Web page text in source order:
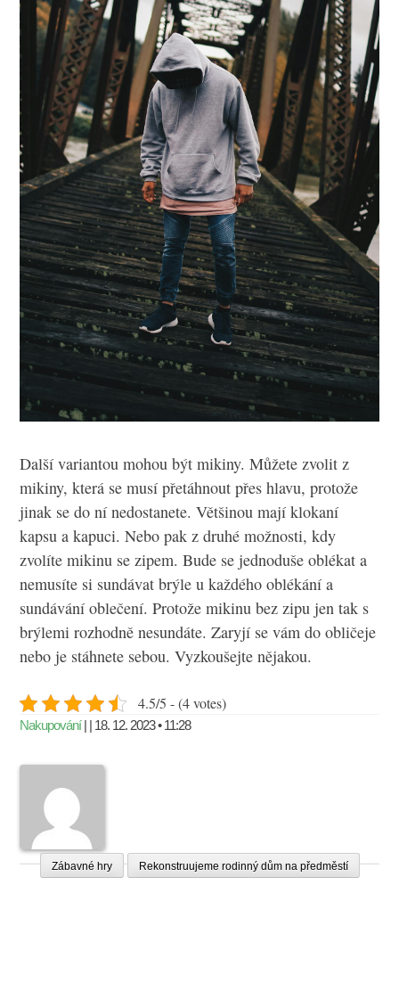
Další variantou mohou být mikiny. Můžete zvolit z
mikiny, která se musí přetáhnout přes hlavu, protože
jinak se do ní nedostanete. Většinou mají klokaní
kapsu a kapuci. Nebo pak z druhé možnosti, kdy
zvolíte mikinu se zipem. Bude se jednoduše oblékat a
nemusíte si sundávat brýle u každého oblékání a
sundávání oblečení. Protože mikinu bez zipu jen tak s
brýlemi rozhodně nesundáte. Zaryjí se vám do obličeje
nebo je stáhnete sebou. Vyzkoušejte nějakou.
4.5/5 - (4 votes)
Nakupování| | 18. 12. 2023 • 11:28
Zábavné hry Rekonstruujeme rodinný dům na předměstí